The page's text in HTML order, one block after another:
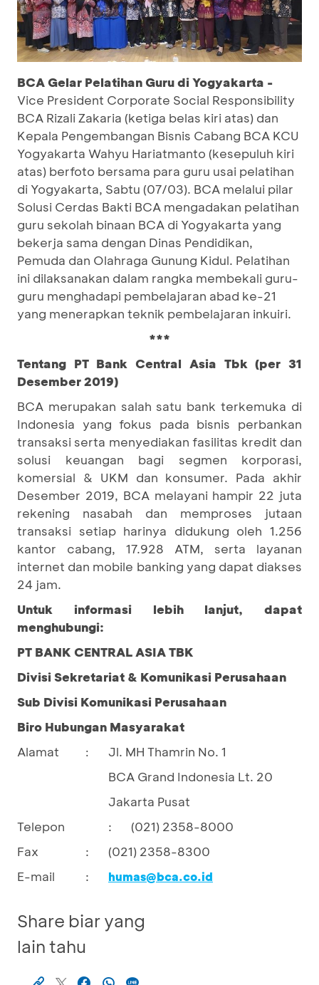
BCA Gelar Pelatihan Guru di Yogyakarta -
Vice President Corporate Social Responsibility
BCA Rizali Zakaria (ketiga belas kiri atas) dan
Kepala Pengembangan Bisnis Cabang BCA KCU
Yogyakarta Wahyu Hariatmanto (kesepuluh kiri
atas) berfoto bersama para guru usai pelatihan
di Yogyakarta, Sabtu (07/03). BCA melalui pilar
Solusi Cerdas Bakti BCA mengadakan pelatihan
guru sekolah binaan BCA di Yogyakarta yang
bekerja sama dengan Dinas Pendidikan,
Pemuda dan Olahraga Gunung Kidul. Pelatihan
ini dilaksanakan dalam rangka membekali guru-
guru menghadapi pembelajaran abad ke-21
yang menerapkan teknik pembelajaran inkuiri.
***
Tentang PT Bank Central Asia Tbk (per 31
Desember 2019)
BCA merupakan salah satu bank terkemuka di
Indonesia yang fokus pada bisnis perbankan
transaksi serta menyediakan fasilitas kredit dan
solusi keuangan bagi segmen korporasi,
komersial & UKM dan konsumer. Pada akhir
Desember 2019, BCA melayani hampir 22 juta
rekening nasabah dan memproses jutaan
transaksi setiap harinya didukung oleh 1.256
kantor cabang, 17.928 ATM, serta layanan
internet dan mobile banking yang dapat diakses
24 jam.
Untuk informasi lebih lanjut, dapat
menghubungi:
PT BANK CENTRAL ASIA TBK
Divisi Sekretariat & Komunikasi Perusahaan
Sub Divisi Komunikasi Perusahaan
Biro Hubungan Masyarakat
Alamat
:
Jl. MH Thamrin No. 1
BCA Grand Indonesia Lt. 20
Jakarta Pusat
Telepon
:
(021) 2358-8000
Fax
:
(021) 2358-8300
E-mail
: humas@bca.co.id
Share biar yang
lain tahu